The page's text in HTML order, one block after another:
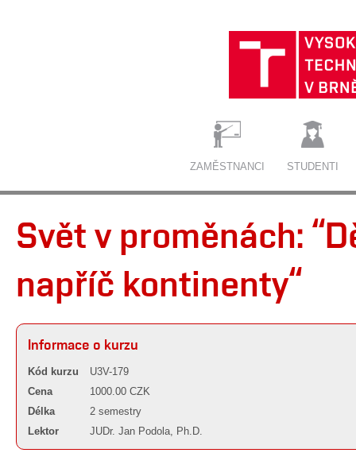
ZAMĚSTNANCI STUDENTI
Svět v proměnách:
napříč kontinenty“
Informace o kurzu
Kód kurzu
U3V-179
Cena
1000.00 CZK
Délka
2 semestry
Lektor
JUDr. Jan Podola, Ph.D.